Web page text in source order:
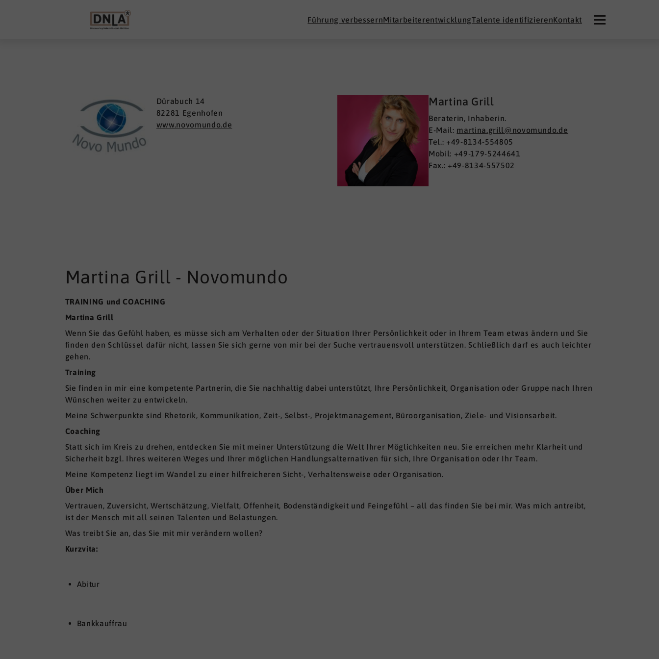
Führung verbessernMitarbeiterentwicklungTalente identifizierenKontakt
Dürabuch 14
82281 Egenhofen
www.novomundo.de
Martina Grill
Beraterin, Inhaberin.
E-Mail: martina.grill@novomundo.de
Tel.: +49-8134-554805
Mobil: +49-179-5244641
Fax.: +49-8134-557502
Martina Grill - Novomundo
TRAINING und COACHING
Martina Grill
Wenn Sie das Gefühl haben, es müsse sich am Verhalten oder der Situation Ihrer Persönlichkeit oder in Ihrem Team etwas ändern und Sie
finden den Schlüssel dafür nicht, lassen Sie sich gerne von mir bei der Suche vertrauensvoll unterstützen. Schließlich darf es auch leichter
gehen.
Training
Sie finden in mir eine kompetente Partnerin, die Sie nachhaltig dabei unterstützt, Ihre Persönlichkeit, Organisation oder Gruppe nach Ihren
Wünschen weiter zu entwickeln.
Meine Schwerpunkte sind Rhetorik, Kommunikation, Zeit-, Selbst-, Projektmanagement, Büroorganisation, Ziele- und Visionsarbeit.
Coaching
Statt sich im Kreis zu drehen, entdecken Sie mit meiner Unterstützung die Welt Ihrer Möglichkeiten neu. Sie erreichen mehr Klarheit und
Sicherheit bzgl. Ihres weiteren Weges und Ihrer möglichen Handlungsalternativen für sich, Ihre Organisation oder Ihr Team.
Meine Kompetenz liegt im Wandel zu einer hilfreicheren Sicht-, Verhaltensweise oder Organisation.
Über Mich
Vertrauen, Zuversicht, Wertschätzung, Vielfalt, Offenheit, Bodenständigkeit und Feingefühl – all das finden Sie bei mir. Was mich antreibt,
ist der Mensch mit all seinen Talenten und Belastungen.
Was treibt Sie an, das Sie mit mir verändern wollen?
Kurzvita:
Abitur
Bankkauffrau